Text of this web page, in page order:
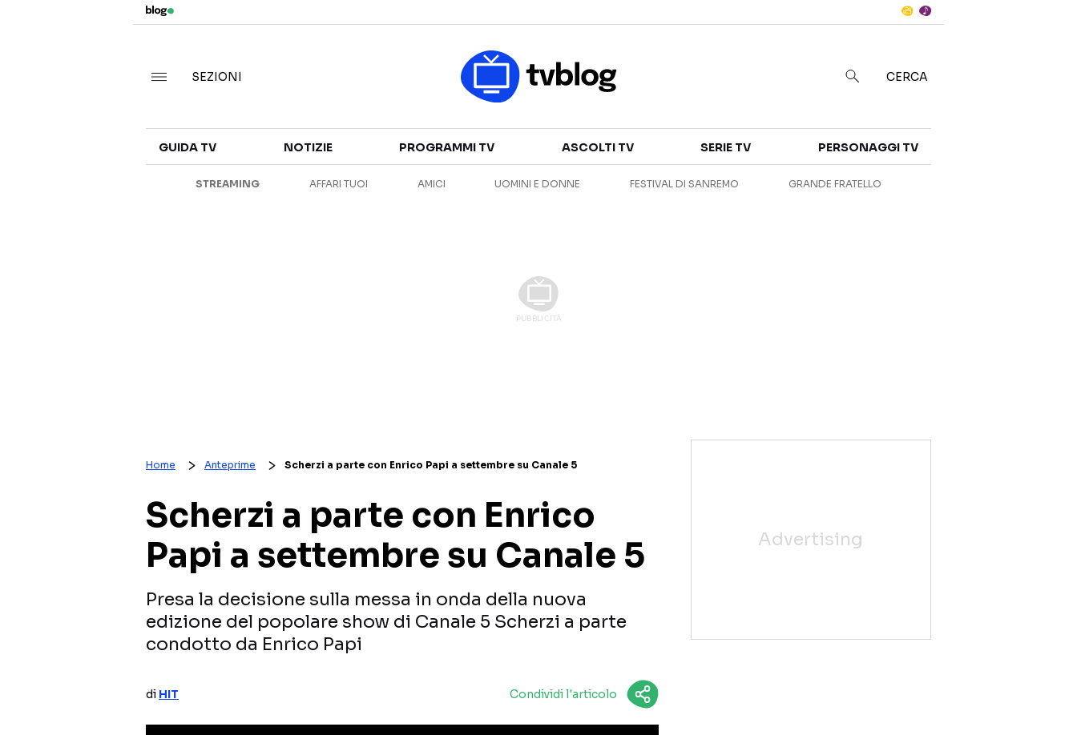
CANALI TV
SERIE TV
ANTEPRIME
SEZIONI CERCA
GUIDA TV NOTIZIE PROGRAMMI TV ASCOLTI TV SERIE TV PERSONAGGI TV
STREAMING AFFARI TUOI AMICI UOMINI E DONNE FESTIVAL DI SANREMO GRANDE FRATELLO
Home Anteprime Scherzi a parte con Enrico Papi a settembre su Canale 5
Scherzi a parte con Enrico
Papi a settembre su Canale 5
Presa la decisione sulla messa in onda della nuova
edizione del popolare show di Canale 5 Scherzi a parte
condotto da Enrico Papi
di HIT Condividi l'articolo